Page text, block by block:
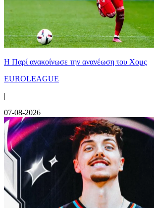
Η Παρί ανακοίνωσε την ανανέωση του Χομς
EUROLEAGUE
|
07-08-2026